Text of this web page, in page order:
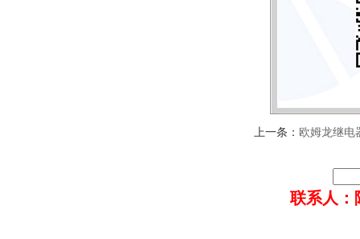
上一条： 欧姆龙继电
联系人：